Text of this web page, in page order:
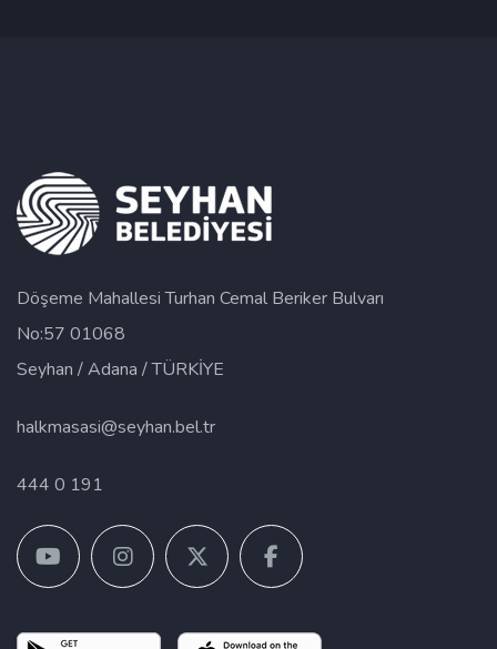
Döşeme Mahallesi Turhan Cemal Beriker Bulvarı
No:57 01068
Seyhan / Adana / TÜRKİYE
halkmasasi@seyhan.bel.tr
444 0 191